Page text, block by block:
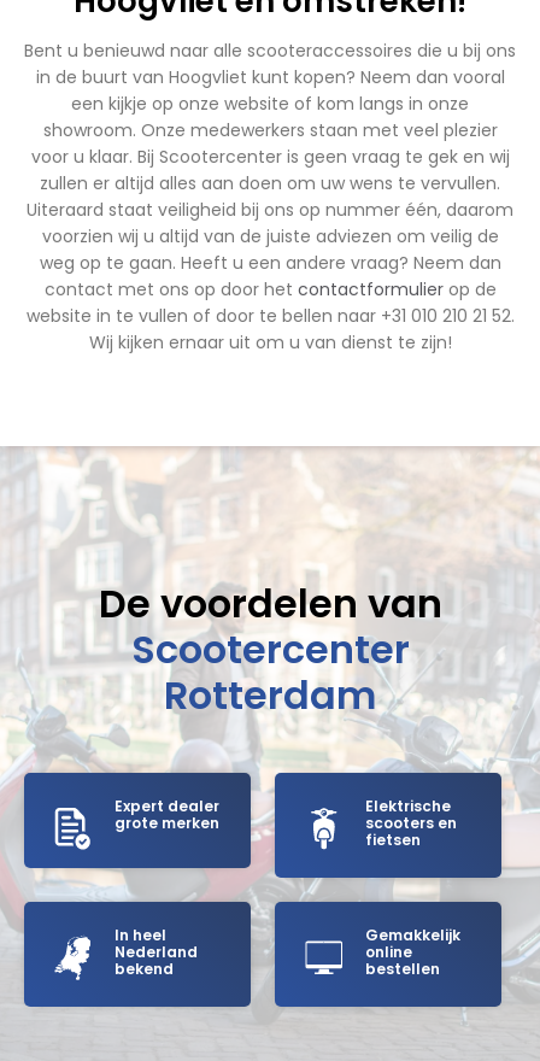
Bent u benieuwd naar alle scooteraccessoires die u bij ons
in de buurt van Hoogvliet kunt kopen? Neem dan vooral
een kijkje op onze website of kom langs in onze
showroom. Onze medewerkers staan met veel plezier
voor u klaar. Bij Scootercenter is geen vraag te gek en wij
zullen er altijd alles aan doen om uw wens te vervullen.
Uiteraard staat veiligheid bij ons op nummer één, daarom
voorzien wij u altijd van de juiste adviezen om veilig de
weg op te gaan. Heeft u een andere vraag? Neem dan
contact met ons op door het contactformulierop de
website in te vullen of door te bellen naar +31 010 210 21 52.
Wij kijken ernaar uit om u van dienst te zijn!
De voordelen van
Scootercenter
Rotterdam
Expert dealer
grote merken
Elektrische
scooters en
fietsen
In heel
Nederland
bekend
Gemakkelijk
online
bestellen